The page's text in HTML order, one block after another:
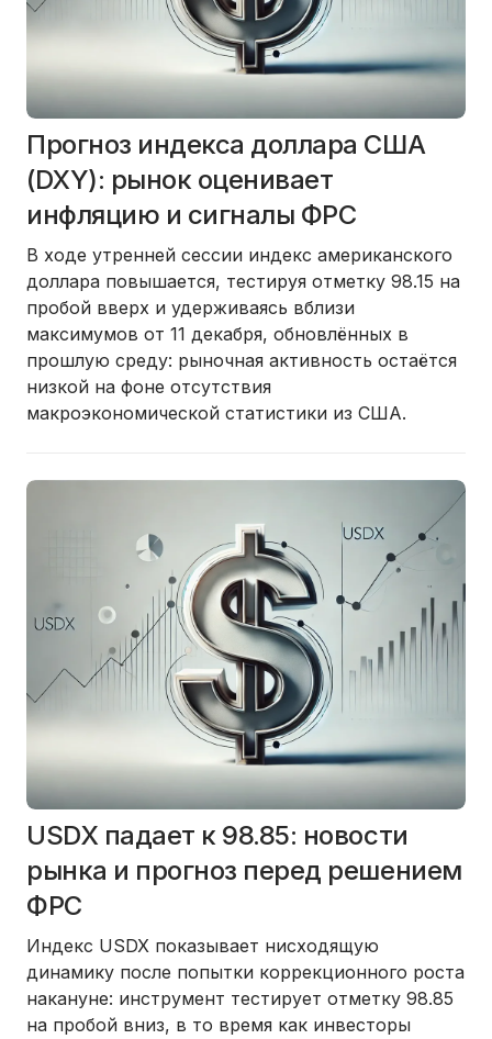
Прогноз индекса доллара США
(DXY): рынок оценивает
инфляцию и сигналы ФРС
В ходе утренней сессии индекс американского
доллара повышается, тестируя отметку 98.15 на
пробой вверх и удерживаясь вблизи
максимумов от 11 декабря, обновлённых в
прошлую среду: рыночная активность остаётся
низкой на фоне отсутствия
макроэкономической статистики из США.
USDX падает к 98.85: новости
рынка и прогноз перед решением
ФРС
Индекс USDX показывает нисходящую
динамику после попытки коррекционного роста
накануне: инструмент тестирует отметку 98.85
на пробой вниз, в то время как инвесторы